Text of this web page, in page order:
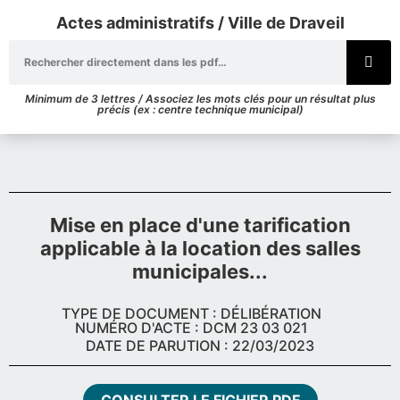
Actes administratifs / Ville de Draveil
Minimum de 3 lettres / Associez les mots clés pour un résultat plus
précis (ex : centre technique municipal)
Mise en place d'une tarification
applicable à la location des salles
municipales...
TYPE DE DOCUMENT : DÉLIBÉRATION
NUMÉRO D'ACTE : DCM 23 03 021
DATE DE PARUTION : 22/03/2023